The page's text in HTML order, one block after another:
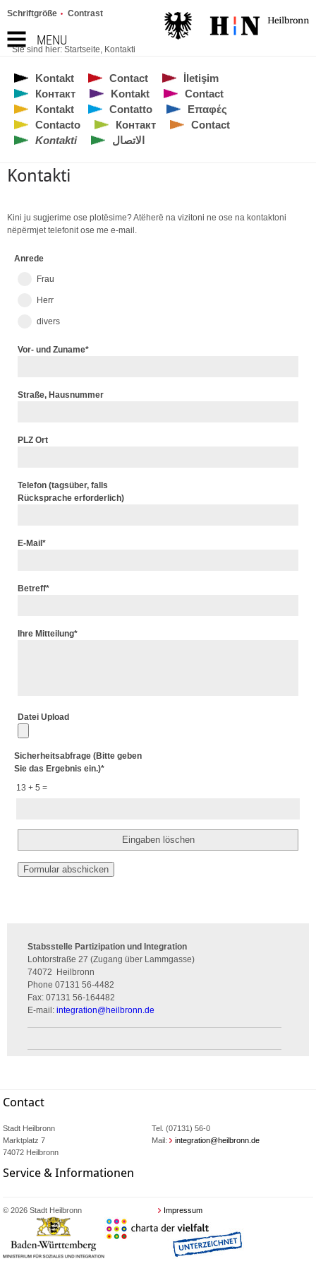
MENU
Schriftgröße Contrast
Sie sind hier: Startseite, Kontakti
Kontakt Contact
İletişim
Контакт
Kontakt
Contact
Kontakt
Contatto
Επαφές
Contacto
Контакт
Contact
Kontakti
الاتصال
Kontakti
Kini ju sugjerime ose plotësime? Atëherë na vizitoni ne ose na kontaktoni
nëpërmjet telefonit ose me e-mail.
Anrede
Frau
Herr
divers
Vor- und Zuname*
Straße, Hausnummer
PLZ Ort
Telefon (tagsüber, falls
Rücksprache erforderlich)
E-Mail*
Betreff*
Ihre Mitteilung*
Datei Upload
Sicherheitsabfrage (Bitte geben
Sie das Ergebnis ein.)*
13 + 5 =
Stabsstelle Partizipation und Integration
Lohtorstraße 27 (Zugang über Lammgasse)
74072
Heilbronn
Phone 07131 56-4482
Fax: 07131 56-164482
E-mail: integration@heilbronn.de
Contact
Stadt Heilbronn
Marktplatz 7
74072 Heilbronn
Tel. (07131) 56-0
Mail:
integration@heilbronn.de
Service & Informationen
© 2026 Stadt Heilbronn Impressum